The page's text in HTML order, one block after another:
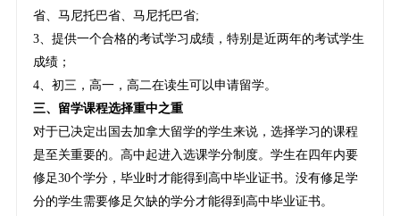
省、马尼托巴省、马尼托巴省;
3、提供一个合格的考试学习成绩，特别是近两年的考试学生
成绩；
4、初三，高一，高二在读生可以申请留学。
三、留学课程选择重中之重
对于已决定出国去加拿大留学的学生来说，选择学习的课程
是至关重要的。高中起进入选课学分制度。学生在四年内要
修足30个学分，毕业时才能得到高中毕业证书。没有修足学
分的学生需要修足欠缺的学分才能得到高中毕业证书。